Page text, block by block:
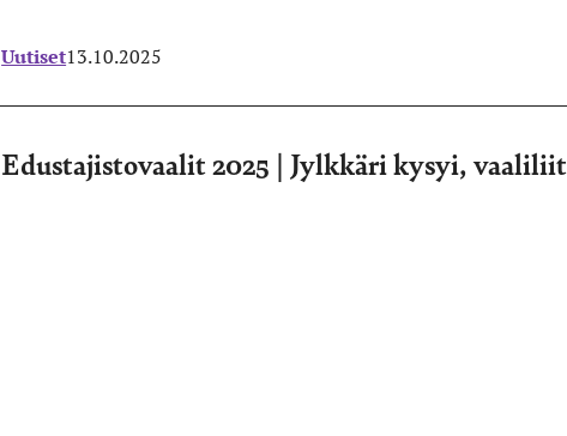
Uutiset13.10.2025
Edustajistovaalit 2025 | Jylkkäri kysyi,